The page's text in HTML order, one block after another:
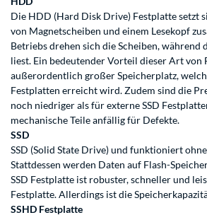
Die HDD (Hard Disk Drive) Festplatte setzt
von Magnetscheiben und einem Lesekopf
Betriebs drehen sich die Scheiben, während
liest. Ein bedeutender Vorteil dieser Art von
außerordentlich großer Speicherplatz,
Festplatten erreicht wird. Zudem sind die
noch niedriger als für externe SSD
mechanische Teile anfällig für Defekte.
SSD
SSD (Solid State Drive) und funktioniert
Stattdessen werden Daten auf Flash-
SSD Festplatte ist robuster, schneller und
Festplatte. Allerdings ist die
SSHD Festplatte